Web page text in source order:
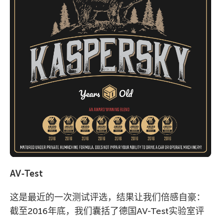
AV-Test
这是最近的一次测试评选，结果让我们倍感自豪：
截至2016年底，我们囊括了德国AV-Test实验室评